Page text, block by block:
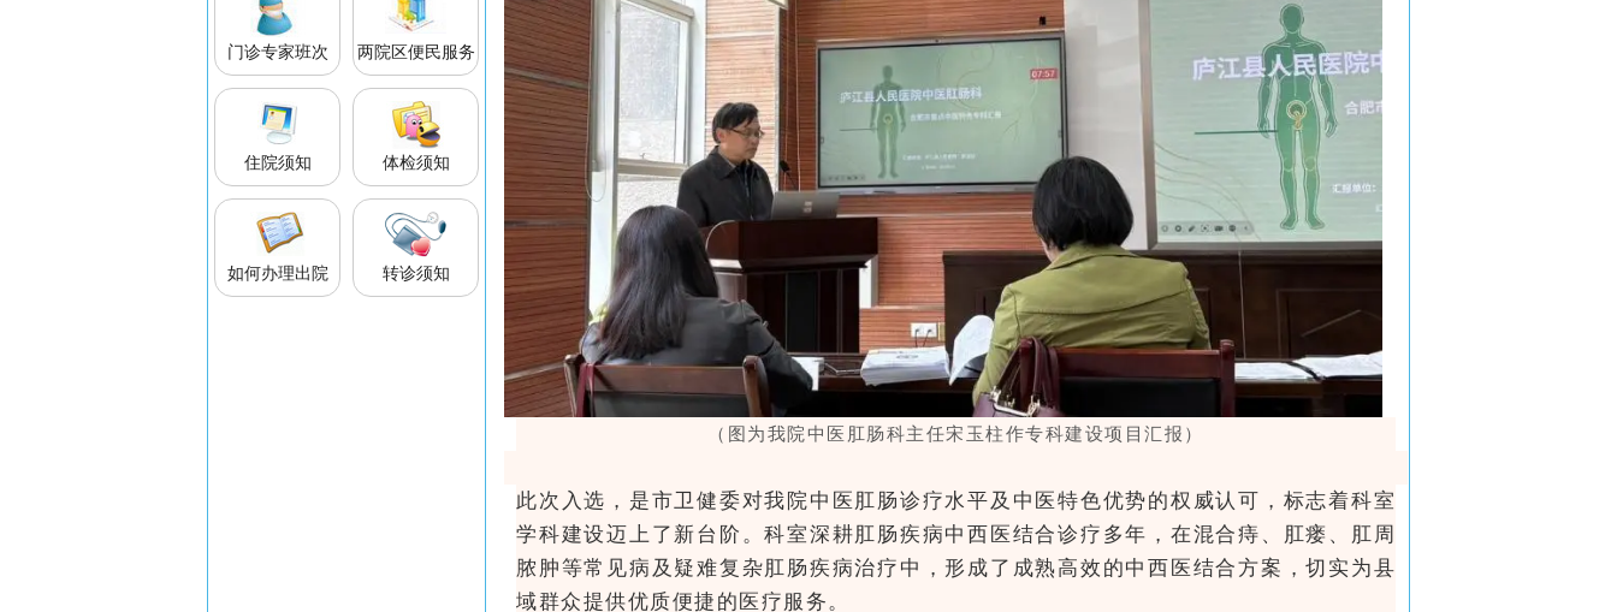
门诊专家班次 两院区便民服务
住院须知 体检须知
如何办理出院 转诊须知
（图为我院中医肛肠科主任宋玉柱作专科建设项目汇报）
此次入选，是市卫健委对我院中医肛肠诊疗水平及中医特色优势的权威认可，标志着科室
学科建设迈上了新台阶。科室深耕肛肠疾病中西医结合诊疗多年，在混合痔、肛瘘、肛周
脓肿等常见病及疑难复杂肛肠疾病治疗中，形成了成熟高效的中西医结合方案，切实为县
域群众提供优质便捷的医疗服务。